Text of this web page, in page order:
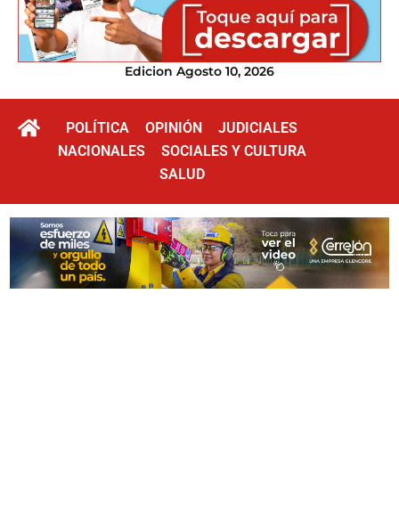
Edicion Agosto 10, 2026
POLÍTICA OPINIÓN
JUDICIALES
NACIONALES
SOCIALES Y CULTURA
SALUD